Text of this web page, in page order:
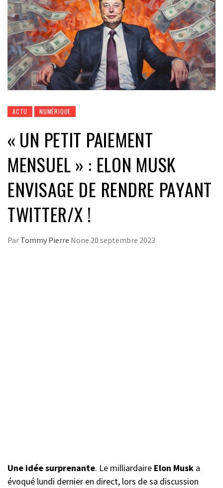
ACTU NUMÉRIQUE
« UN PETIT PAIEMENT
MENSUEL » : ELON MUSK
ENVISAGE DE RENDRE PAYANT
TWITTER/X !
Par Tommy Pierre None 20 septembre 2023
Une idée surprenante. Le milliardaire Elon Musk a
évoqué lundi dernier en direct, lors de sa discussion